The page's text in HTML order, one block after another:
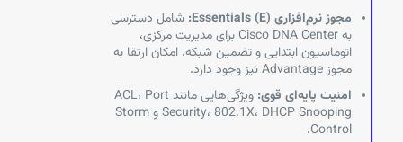
مجوز نرم‌افزاری Essentials (E):
شامل دسترسی
به Cisco DNA Center برای مدیریت مرکزی،
اتوماسیون ابتدایی و تضمین شبکه. امکان ارتقا به
مجوز Advantage نیز وجود دارد.
امنیت پایه‌ای قوی:
ویژگی‌هایی مانند ACL، Port
Security، 802.1X، DHCP Snooping و Storm
Control.